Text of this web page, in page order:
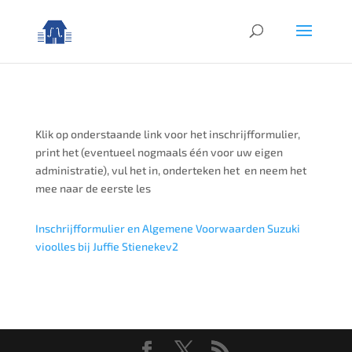
Klik op onderstaande link voor het inschrijfformulier,
print het (eventueel nogmaals één voor uw eigen
administratie), vul het in, onderteken het en neem het
mee naar de eerste les
Inschrijfformulier en Algemene Voorwaarden Suzuki
vioolles bij Juffie Stienekev2